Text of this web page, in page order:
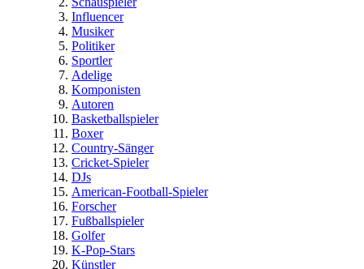
Influencer
Musiker
Politiker
Sportler
Adelige
Komponisten
Autoren
Basketballspieler
Boxer
Country-Sänger
Cricket-Spieler
DJs
American-Football-Spieler
Forscher
Fußballspieler
Golfer
K-Pop-Stars
Künstler